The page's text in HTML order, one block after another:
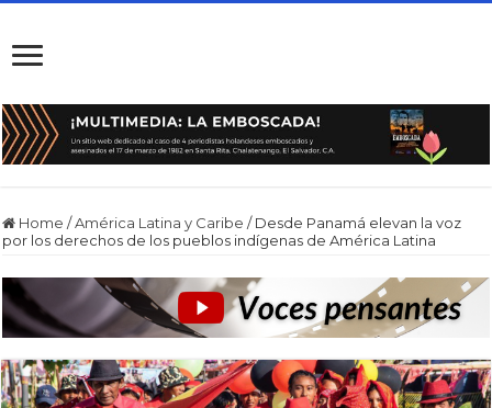
Home /América Latina y Caribe / Desde Panamá elevan la voz
por los derechos de los pueblos indígenas de América Latina